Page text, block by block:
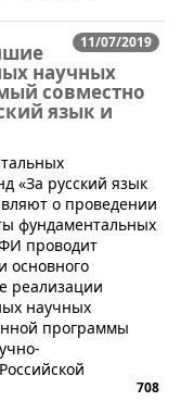
11/07/2019
научных
совместно
язык и
«За русский язык
о проведении
фундаментальных
проводит
основного
реализации
научных
программы
708